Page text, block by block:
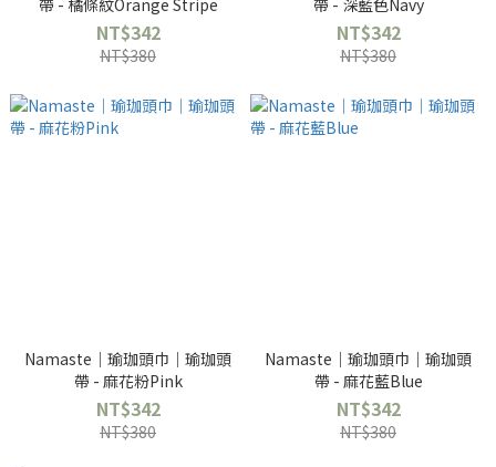
帶 - 橘條紋Orange Stripe
NT$342
NT$380
帶 - 深藍色Navy
NT$342
NT$380
Namaste｜瑜珈頭巾｜瑜珈頭
帶 - 麻花粉Pink
NT$342
NT$380
Namaste｜瑜珈頭巾｜瑜珈頭
帶 - 麻花藍Blue
NT$342
NT$380